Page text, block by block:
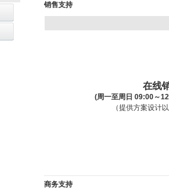
销售支持
在线
(周一至周日 09:00～
（提供方案设计
商务支持